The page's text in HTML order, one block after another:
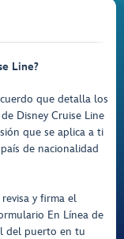
Line?
que detalla los
Disney Cruise Line
que se aplica a ti
de nacionalidad
revisa y firma el
En Línea de
del puerto en tu